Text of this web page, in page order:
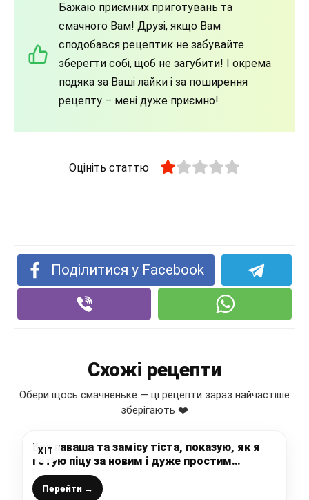
Бажаю приємних приготувань та
смачного Вам! Друзі, якщо Вам
сподобався рецептик не забувайте
зберегти собі, щоб не загубити! І окрема
подяка за Ваші лайки і за поширення
рецепту – мені дуже приємно!
Оцініть статтю
Поділитися у Facebook
Схожі рецепти
Обери щось смачненьке — ці рецепти зараз найчастіше
зберігають ❤️
ХІТ
Без лаваша та замісу тіста, показую, як я
готую піцу за новим і дуже простим
рецептом, смачно, легко і швидко
Перейти →